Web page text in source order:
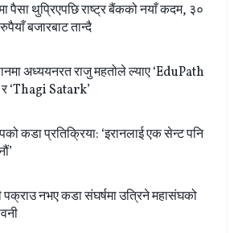
पैसा थुप्रिएपछि राष्ट्र बैंकको नयाँ कदम, ३०
बजारबाट तान्दै
अध्ययनरत राजु महतोले ल्याए ‘EduPath
‘Thagi Satark’
कडा प्रतिक्रिया: ‘इरानलाई एक सेन्ट पनि
पक्राउ नभए कडा संघर्षमा उत्रिने महासंघको